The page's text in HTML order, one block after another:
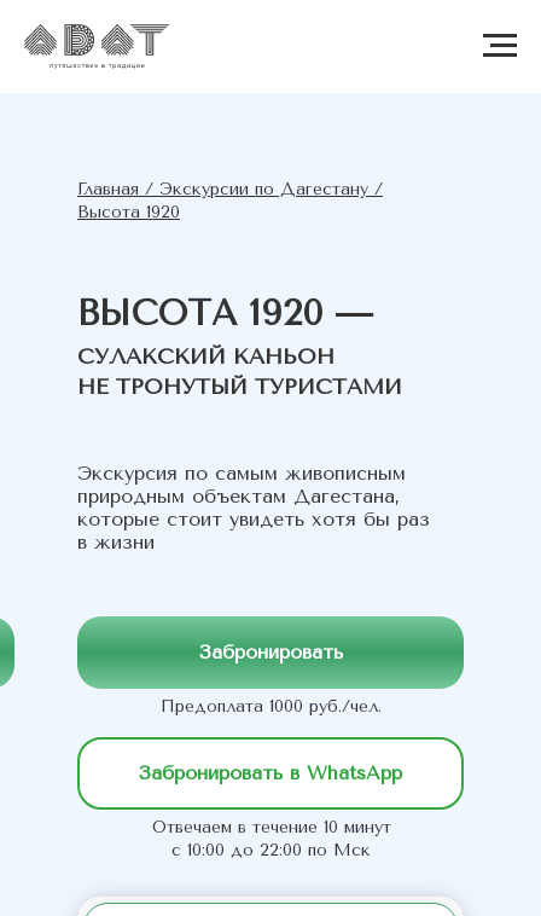
Забронировать
ВЫСОТА 1920 —
Экскурсия по самым живописным
природным объектам Дагестана,
которые стоит увидеть хотя бы раз
в жизни
Главная / Экскурсии по Дагестану /
Высота 1920
Забронировать в WhatsApp
Отвечаем в течение 10 минут
с 10:00 до 22:00 по Мск
Предоплата 1000 руб./чел.
СУЛАКСКИЙ КАНЬОН
НЕ ТРОНУТЫЙ ТУРИСТАМИ